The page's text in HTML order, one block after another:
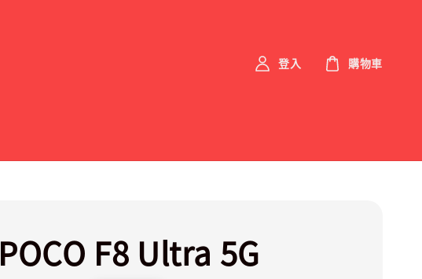
登入 購物車
POCO F8 Ultra 5G